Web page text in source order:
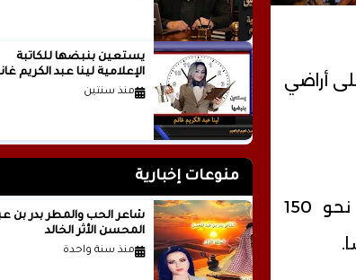
أراضي
وأعلن سلاح الجو الفنلندي اليوم، أن التدريبات تشمل نحو 150
يستعين بنبضها للكاتبة
الإعلامية لينا عبد الكريم غانم
منذ سنتين
منوعات إخبارية
شاعر الحب والمطر بدر
المحسن الأثر الخالد
منذ سنة واحدة